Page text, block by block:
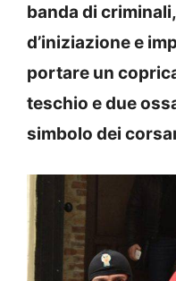
banda di
d’iniziazione e
portare un
teschio e due
simbolo dei